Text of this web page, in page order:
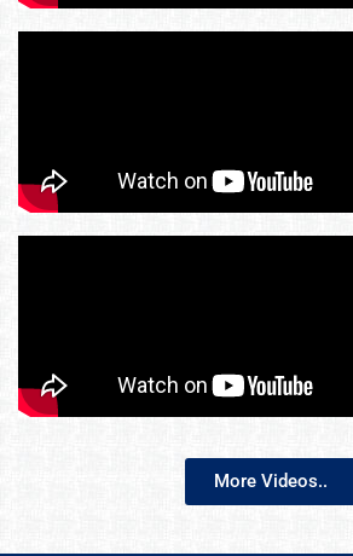
More Videos..